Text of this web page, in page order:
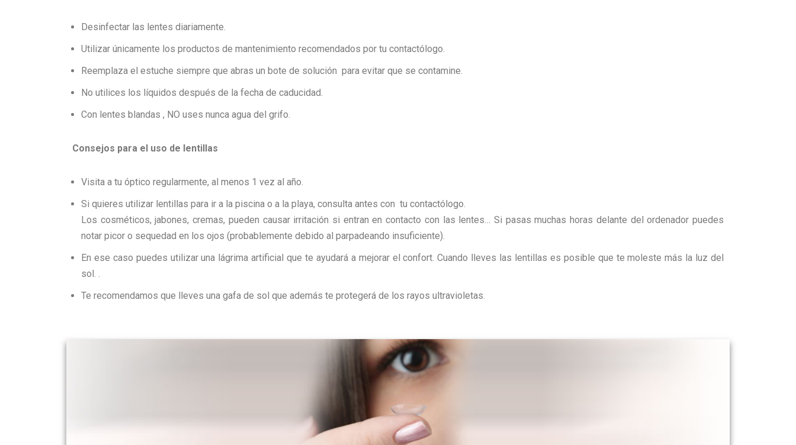
Desinfectar las lentes diariamente.
Utilizar únicamente los productos de mantenimiento recomendados por tu contactólogo.
Reemplaza el estuche siempre que abras un bote de solución para evitar que se contamine.
No utilices los líquidos después de la fecha de caducidad.
Con lentes blandas , NO uses nunca agua del grifo.
Consejos para el uso de lentillas
Visita a tu óptico regularmente, al menos 1 vez al año.
Si quieres utilizar lentillas para ir a la piscina o a la playa, consulta antes con tu contactólogo.
Los cosméticos, jabones, cremas, pueden causar irritación si entran en contacto con las lentes… Si pasas muchas horas delante del ordenador puedes
notar picor o sequedad en los ojos (probablemente debido al parpadeando insuficiente).
En ese caso puedes utilizar una lágrima artificial que te ayudará a mejorar el confort. Cuando lleves las lentillas es posible que te moleste más la luz del
sol. .
Te recomendamos que lleves una gafa de sol que además te protegerá de los rayos ultravioletas.